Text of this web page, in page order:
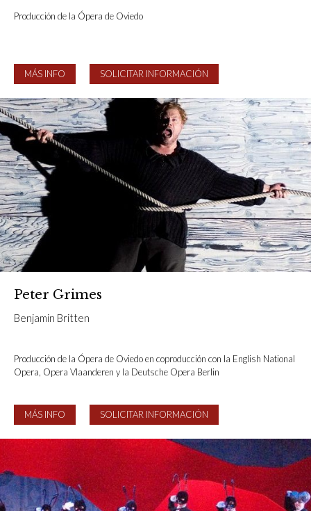
Producción de la Ópera de Oviedo
MÁS INFO SOLICITAR INFORMACIÓN
Peter Grimes
Benjamin Britten
Producción de la Ópera de Oviedo en coproducción con la English National
Opera, Opera Vlaanderen y la Deutsche Opera Berlin
MÁS INFO SOLICITAR INFORMACIÓN